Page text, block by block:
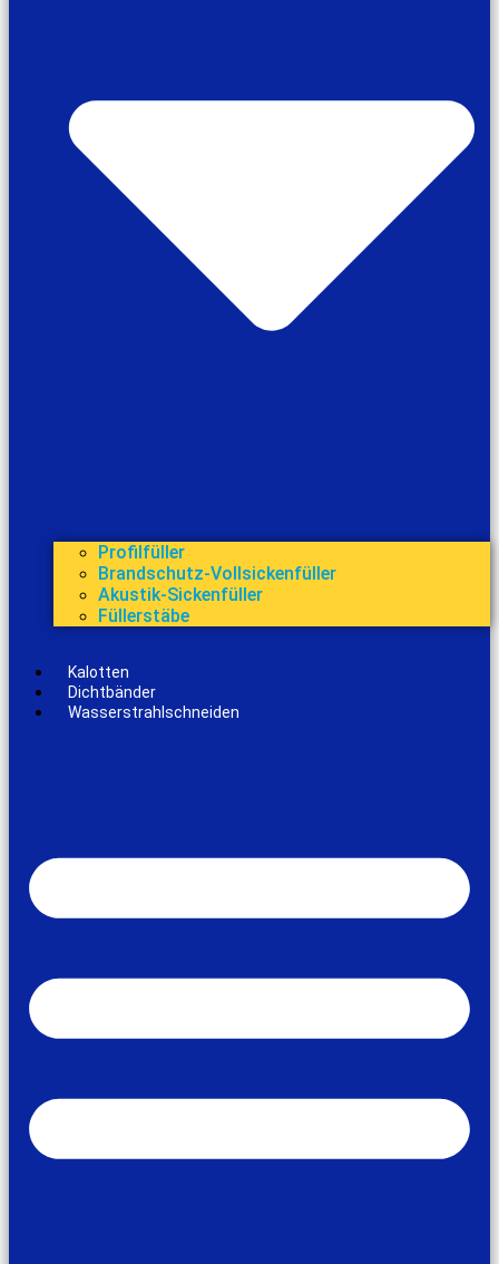
Profilfüller
Brandschutz-Vollsickenfüller
Akustik-Sickenfüller
Füllerstäbe
Kalotten
Dichtbänder
Wasserstrahlschneiden